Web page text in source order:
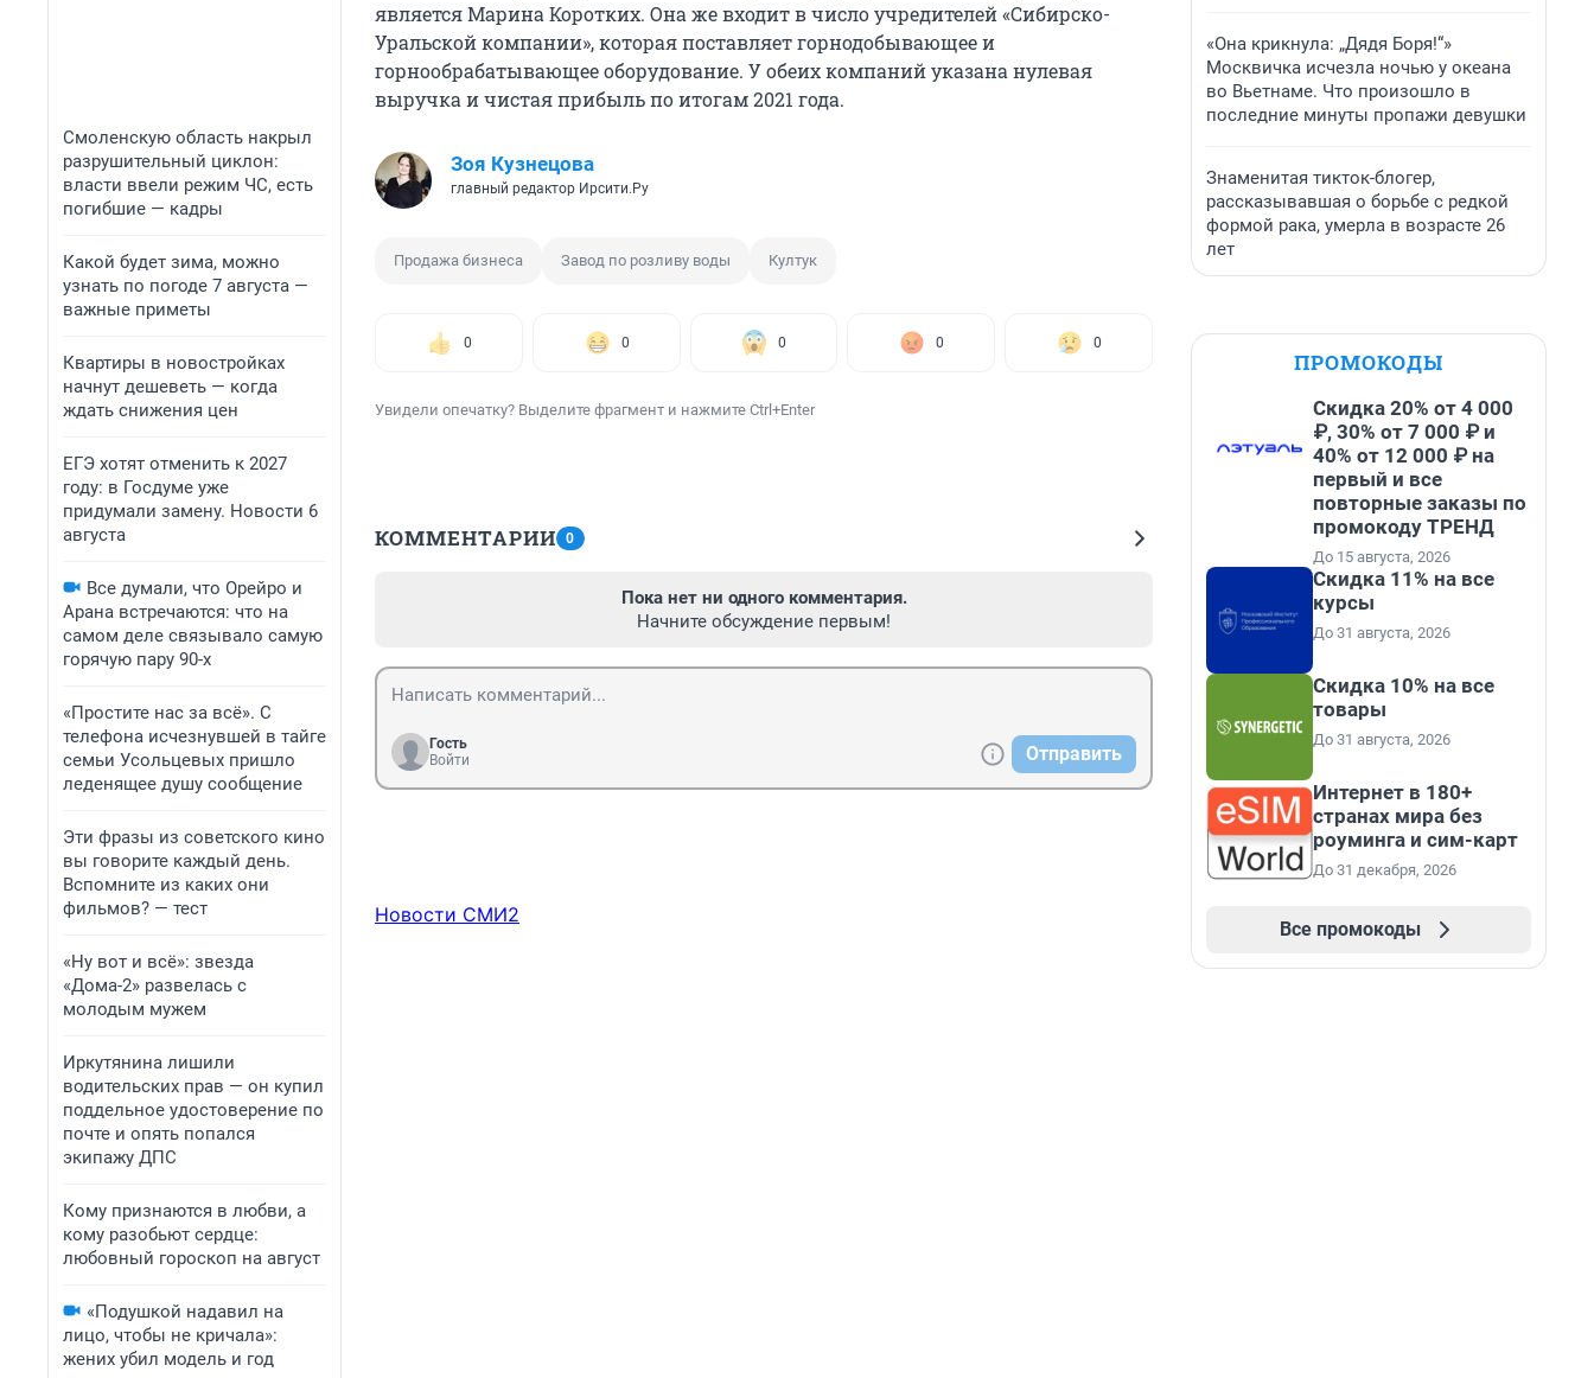
Смоленскую область накрыл
разрушительный циклон:
власти ввели режим ЧС, есть
погибшие — кадры
Какой будет зима, можно
узнать по погоде 7 августа —
важные приметы
Квартиры в новостройках
начнут дешеветь — когда
ждать снижения цен
ЕГЭ хотят отменить к 2027
году: в Госдуме уже
придумали замену. Новости 6
августа
Все думали, что Орейро и
Арана встречаются: что на
самом деле связывало самую
горячую пару 90-х
«Простите нас за всё». С
телефона исчезнувшей в тайге
семьи Усольцевых пришло
леденящее душу сообщение
Эти фразы из советского кино
вы говорите каждый день.
Вспомните из каких они
фильмов? — тест
«Ну вот и всё»: звезда
«Дома-2» развелась с
молодым мужем
Иркутянина лишили
водительских прав — он купил
поддельное удостоверение по
почте и опять попался
экипажу ДПС
Кому признаются в любви, а
кому разобьют сердце:
любовный гороскоп на август
«Подушкой надавил на
лицо, чтобы не кричала»:
жених убил модель и год
является Марина Коротких. Она же входит в число учредителей «Сибирско-
Уральской компании», которая поставляет горнодобывающее и
горнообрабатывающее оборудование. У обеих компаний указана нулевая
выручка и чистая прибыль по итогам 2021 года.
Зоя Кузнецова
главный редактор Ирсити.Ру
Продажа бизнеса Завод по розливу воды Култук
0 0 0 0 0
Увидели опечатку? Выделите фрагмент и нажмите Ctrl+Enter
КОММЕНТАРИИ 0
Пока нет ни одного комментария.
Начните обсуждение первым!
Гость
Войти
Отправить
Новости СМИ2
«Она крикнула: „Дядя Боря!“»
Москвичка исчезла ночью у океана
во Вьетнаме. Что произошло в
последние минуты пропажи девушки
Знаменитая тикток-блогер,
рассказывавшая о борьбе с редкой
формой рака, умерла в возрасте 26
лет
ПРОМОКОДЫ
Скидка 20% от 4 000
₽, 30% от 7 000 ₽ и
40% от 12 000 ₽ на
первый и все
повторные заказы по
промокоду ТРЕНД
До 15 августа, 2026
Скидка 11% на все
курсы
До 31 августа, 2026
Скидка 10% на все
товары
До 31 августа, 2026
Интернет в 180+
странах мира без
роуминга и сим-карт
До 31 декабря, 2026
Все промокоды